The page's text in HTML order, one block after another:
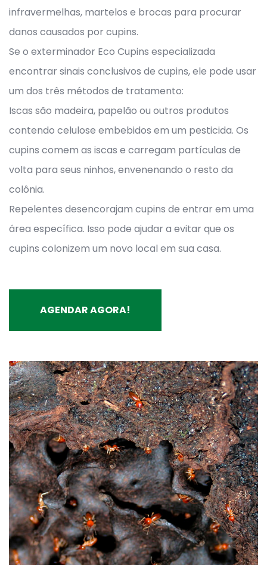
infravermelhas, martelos e brocas para procurar
danos causados por cupins.
Se o exterminador Eco Cupins especializada
encontrar sinais conclusivos de cupins, ele pode usar
um dos três métodos de tratamento:
Iscas são madeira, papelão ou outros produtos
contendo celulose embebidos em um pesticida. Os
cupins comem as iscas e carregam partículas de
volta para seus ninhos, envenenando o resto da
colônia.
Repelentes desencorajam cupins de entrar em uma
área específica. Isso pode ajudar a evitar que os
cupins colonizem um novo local em sua casa.
AGENDAR AGORA!